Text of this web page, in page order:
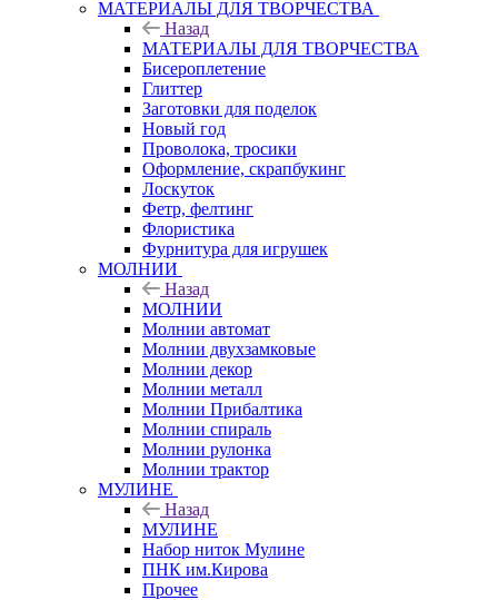
МАТЕРИАЛЫ ДЛЯ ТВОРЧЕСТВА
Назад
МАТЕРИАЛЫ ДЛЯ ТВОРЧЕСТВА
Бисероплетение
Глиттер
Заготовки для поделок
Новый год
Проволока, тросики
Оформление, скрапбукинг
Лоскуток
Фетр, фелтинг
Флористика
Фурнитура для игрушек
МОЛНИИ
Назад
МОЛНИИ
Молнии автомат
Молнии двухзамковые
Молнии декор
Молнии металл
Молнии Прибалтика
Молнии спираль
Молнии рулонка
Молнии трактор
МУЛИНЕ
Назад
МУЛИНЕ
Набор ниток Мулине
ПНК им.Кирова
Прочее